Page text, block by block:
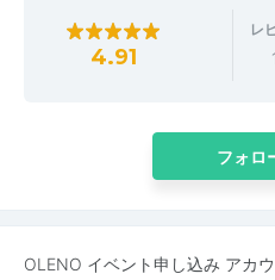
4.91
レ
フォロ
OLENO イベント申し込み アカ